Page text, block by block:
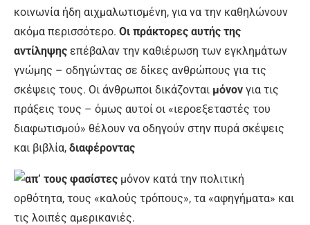
κοινωνία ήδη αιχμαλωτισμένη, για να την καθηλώνουν
ακόμα περισσότερο. Οι πράκτορες αυτής της
αντίληψης επέβαλαν την καθιέρωση των εγκλημάτων
γνώμης – οδηγώντας σε δίκες ανθρώπους για τις
σκέψεις τους. Οι άνθρωποι δικάζονται μόνον για τις
πράξεις τους – όμως αυτοί οι «ιεροεξεταστές του
διαφωτισμού» θέλουν να οδηγούν στην πυρά σκέψεις
και βιβλία, διαφέροντας
απ’ τους φασίστες μόνον κατά την πολιτική
ορθότητα, τους «καλούς τρόπους», τα «αφηγήματα» και
τις λοιπές αμερικανιές.